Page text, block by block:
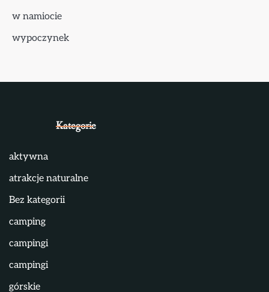
w namiocie
wypoczynek
Kategorie
aktywna
atrakcje naturalne
Bez kategorii
camping
campingi
campingi
górskie